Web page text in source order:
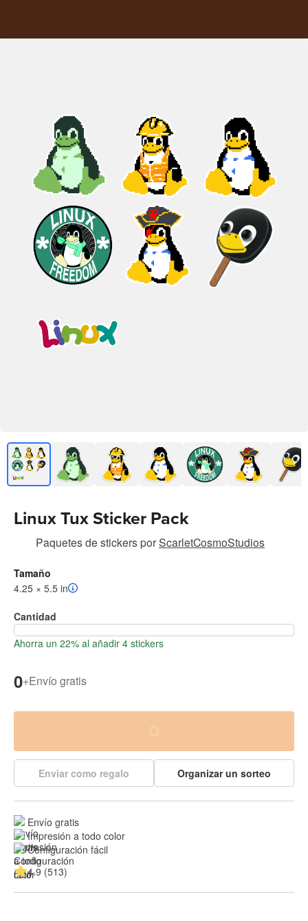
Linux Tux Sticker Pack
Paquetes de stickersporScarletCosmoStudios
Tamaño
4.25 × 5.5 in
Cantidad
Ahorra un 22% al añadir 4 stickers
0+Envío gratis
Enviar como regalo Organizar un sorteo
Envío gratis
Impresión a todo color
Configuración fácil
4.9 (513)